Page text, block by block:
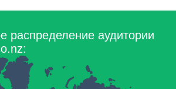
распределение аудитории